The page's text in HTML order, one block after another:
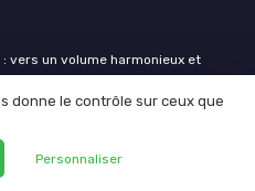
vers un volume harmonieux et
vraiment les résultats sur la
vraiment les résultats sur la
donne le contrôle sur ceux que
Personnaliser